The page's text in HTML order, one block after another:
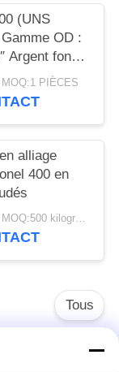
(UNS
OD :
Argent foncé
gaz 1 093 °C
pour l’alliage
MOQ:1 PIÈCES
alliage
400 en
Négociable MOQ:500 kilogrammes
Tous